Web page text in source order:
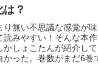
？
り無い不思議な感覚が
読みやすい！そんな本
かしょこたんが紹介し
かった。巻数がまだ6巻